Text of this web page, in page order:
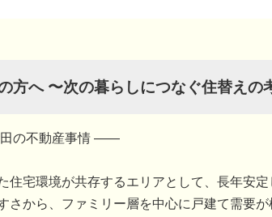
方へ 〜次の暮らしにつなぐ住替えの
の不動産事情 ――
住宅環境が共存するエリアとして、長年安定
さから、ファミリー層を中心に戸建て需要